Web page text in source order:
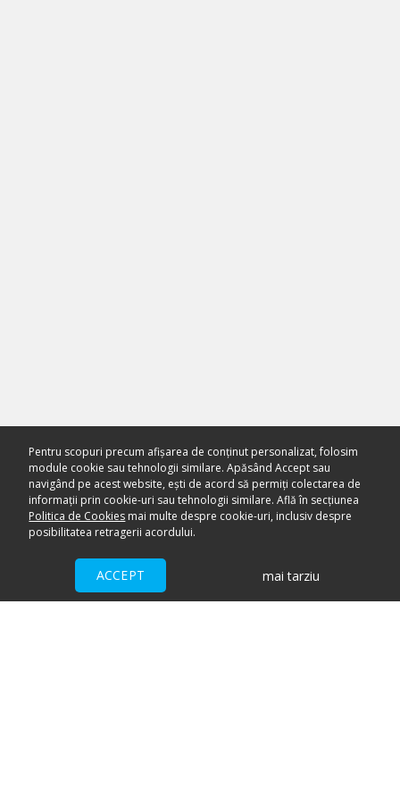
Pentru scopuri precum afișarea de conținut personalizat, folosim
module cookie sau tehnologii similare. Apăsând Accept sau
navigând pe acest website, ești de acord să permiți colectarea de
informații prin cookie-uri sau tehnologii similare. Află în secțiunea
Politica de Cookies mai multe despre cookie-uri, inclusiv despre
posibilitatea retragerii acordului.
ACCEPT mai tarziu